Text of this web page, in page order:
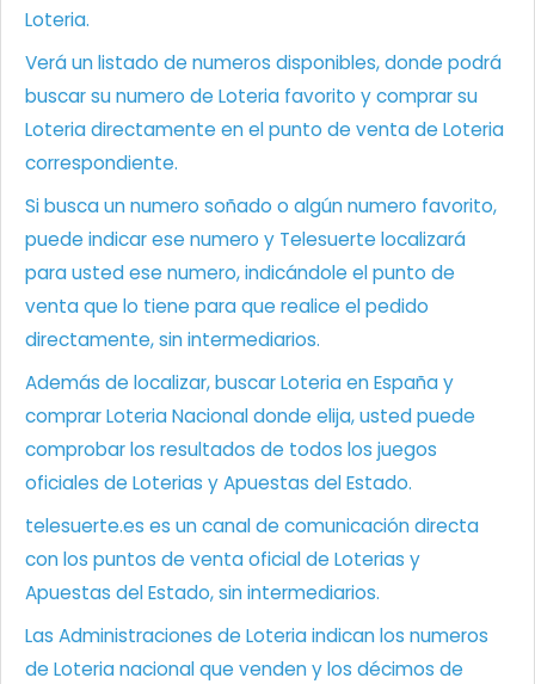
Loteria.
Verá un listado de numeros disponibles, donde podrá
buscar su numero de Loteria favorito y comprar su
Loteria directamente en el punto de venta de Loteria
correspondiente.
Si busca un numero soñado o algún numero favorito,
puede indicar ese numero y Telesuerte localizará
para usted ese numero, indicándole el punto de
venta que lo tiene para que realice el pedido
directamente, sin intermediarios.
Además de localizar, buscar Loteria en España y
comprar Loteria Nacional donde elija, usted puede
comprobar los resultados de todos los juegos
oficiales de Loterias y Apuestas del Estado.
telesuerte.es es un canal de comunicación directa
con los puntos de venta oficial de Loterias y
Apuestas del Estado, sin intermediarios.
Las Administraciones de Loteria indican los numeros
de Loteria nacional que venden y los décimos de